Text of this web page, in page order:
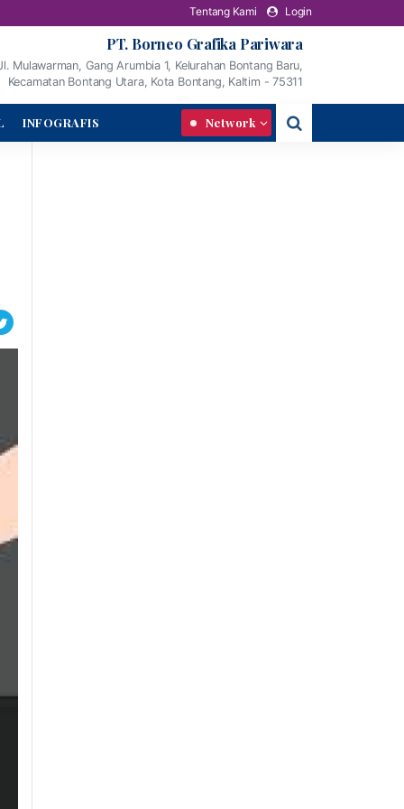
Tentang Kami Login
PT. Borneo Grafika Pariwara
Mulawarman, Gang Arumbia 1, Kelurahan Bontang Baru,
Kecamatan Bontang Utara, Kota Bontang, Kaltim - 75311
INFOGRAFIS Network